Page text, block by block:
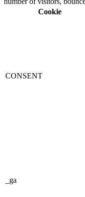
Cookie
CONSENT
_ga